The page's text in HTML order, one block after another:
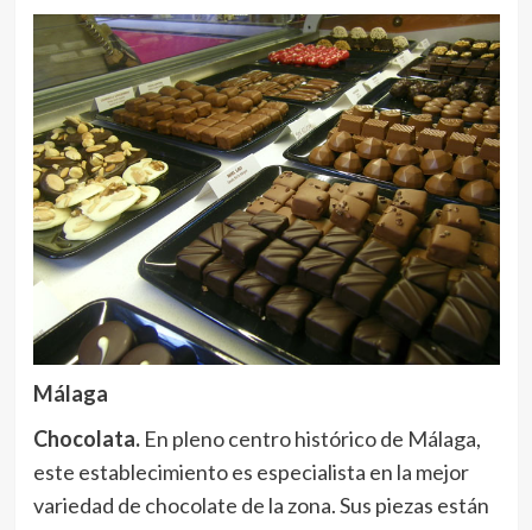
Málaga
Chocolata.En pleno centro histórico de Málaga,
este establecimiento es especialista en la mejor
variedad de chocolate de la zona. Sus piezas están